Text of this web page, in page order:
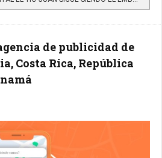
de publicidad de
Costa Rica, República